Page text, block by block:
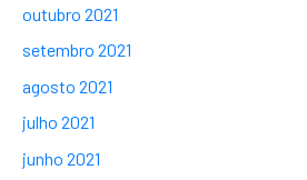
outubro 2021
setembro 2021
agosto 2021
julho 2021
junho 2021